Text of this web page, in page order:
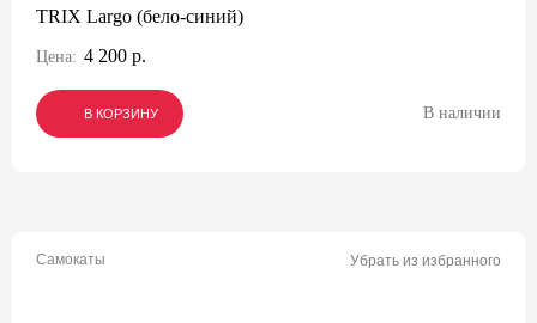
TRIX Largo (бело-синий)
Цена: 4 200 р.
В КОРЗИНУ
В КОРЗИНУ
В КОРЗИНУ В наличии
Самокаты Убрать из избранного